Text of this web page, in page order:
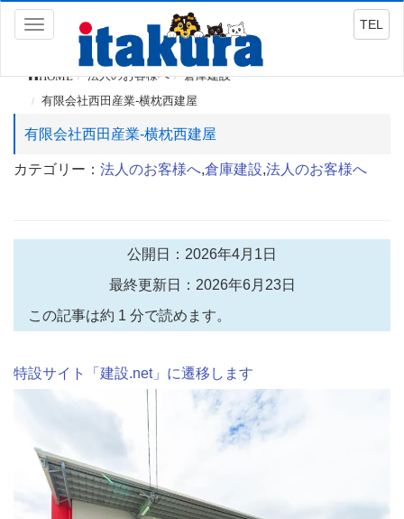
Toggle
navigation
TEL
HOME 法人のお客様へ
倉庫建設
有限会社西田産業-横枕西建屋
有限会社西田産業-横枕西建屋
カテゴリー： 法人のお客様へ,倉庫建設,法人のお客様へ
公開日：2026年4月1日
最終更新日：2026年6月23日
この記事は約 1 分で読めます。
特設サイト「建設.net」に遷移します